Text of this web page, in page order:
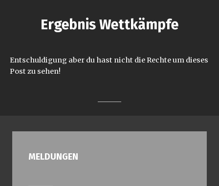
Ergebnis Wettkämpfe
Entschuldigung aber du hast nicht die Rechte um dieses
Post zu sehen!
MELDUNGEN